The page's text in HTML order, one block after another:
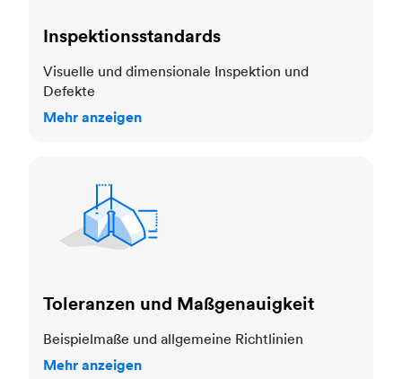
Inspektionsstandards
Visuelle und dimensionale Inspektion und
Defekte
Mehr anzeigen
Toleranzen und Maßgenauigkeit
Beispielmaße und allgemeine Richtlinien
Mehr anzeigen